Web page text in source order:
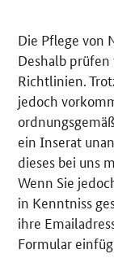
Die Pflege von
Deshalb
Richtlinien.
jedoch
ein Inserat
dieses bei uns
Wenn Sie
in Kenntniss
ihre
Formular